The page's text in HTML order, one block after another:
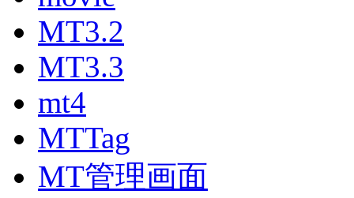
MT3.2
MT3.3
mt4
MTTag
MT管理画面